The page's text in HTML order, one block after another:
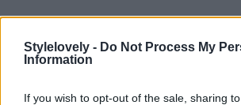
Stylelovely - Do Not Process My
Information
If you wish to opt-out of the sale, sharing
porLoreto Gordo
adornos·